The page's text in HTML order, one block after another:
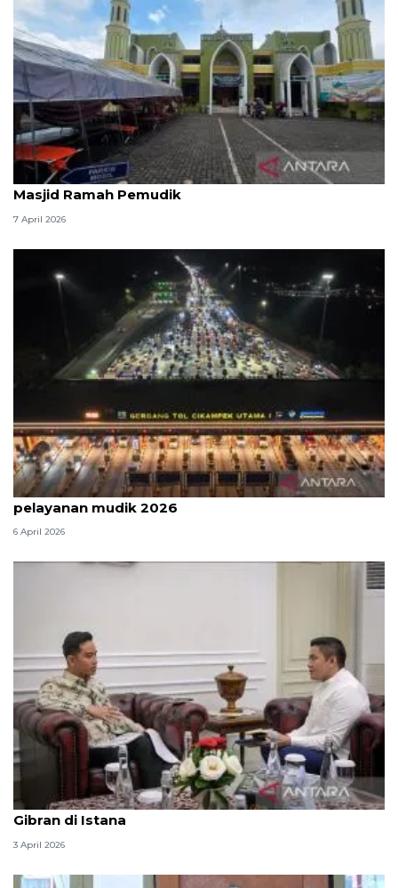
Kemenag: 3,5 juta orang manfaatkan layanan
Masjid Ramah Pemudik
7 April 2026
Survei: 88,8 persen responden puas dengan
pelayanan mudik 2026
6 April 2026
Seskab Teddy silaturahmi Idul Fitri ke Wapres
Gibran di Istana
3 April 2026